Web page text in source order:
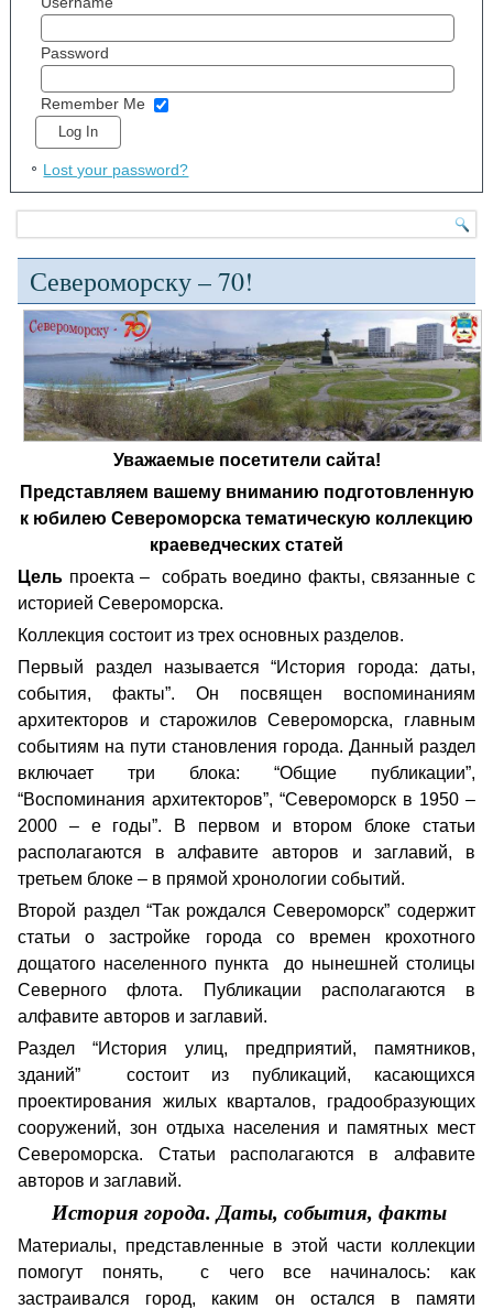
Password
Remember Me
Lost your password?
Североморску – 70!
Уважаемые посетители сайта!
Представляем вашему вниманию подготовленную
к юбилею Североморска тематическую коллекцию
краеведческих статей
Цель проекта – собрать воедино факты, связанные с
историей Североморска.
Коллекция состоит из трех основных разделов.
Первый раздел называется “История города: даты,
события, факты”. Он посвящен воспоминаниям
архитекторов и старожилов Североморска, главным
событиям на пути становления города. Данный раздел
включает три блока: “Общие публикации”,
“Воспоминания архитекторов”, “Североморск в 1950 –
2000 – е годы”. В первом и втором блоке статьи
располагаются в алфавите авторов и заглавий, в
третьем блоке – в прямой хронологии событий.
Второй раздел “Так рождался Североморск” содержит
статьи о застройке города со времен крохотного
дощатого населенного пункта до нынешней столицы
Северного флота. Публикации располагаются в
алфавите авторов и заглавий.
Раздел “История улиц, предприятий, памятников,
зданий” состоит из публикаций, касающихся
проектирования жилых кварталов, градообразующих
сооружений, зон отдыха населения и памятных мест
Североморска. Статьи располагаются в алфавите
авторов и заглавий.
История города. Даты, события, факты
Материалы, представленные в этой части коллекции
помогут понять, с чего все начиналось: как
застраивался город, каким он остался в памяти